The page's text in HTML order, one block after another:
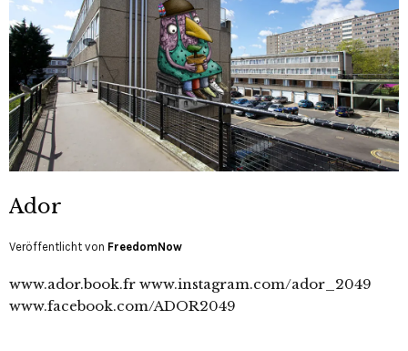
Ador
Veröffentlicht von FreedomNow
www.ador.book.fr www.instagram.com/ador_2049
www.facebook.com/ADOR2049